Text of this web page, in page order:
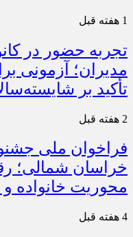
1 هفته قبل
تجربه حضور در
مدیران؛ آزمونی
تأکید بر
2 هفته قبل
فراخوان ملی
خراسان شمالی؛
محوریت خانواده
4 هفته قبل